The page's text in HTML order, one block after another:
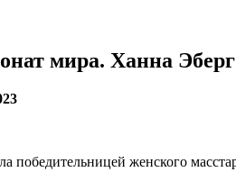
мира. Ханна
победительницей женского